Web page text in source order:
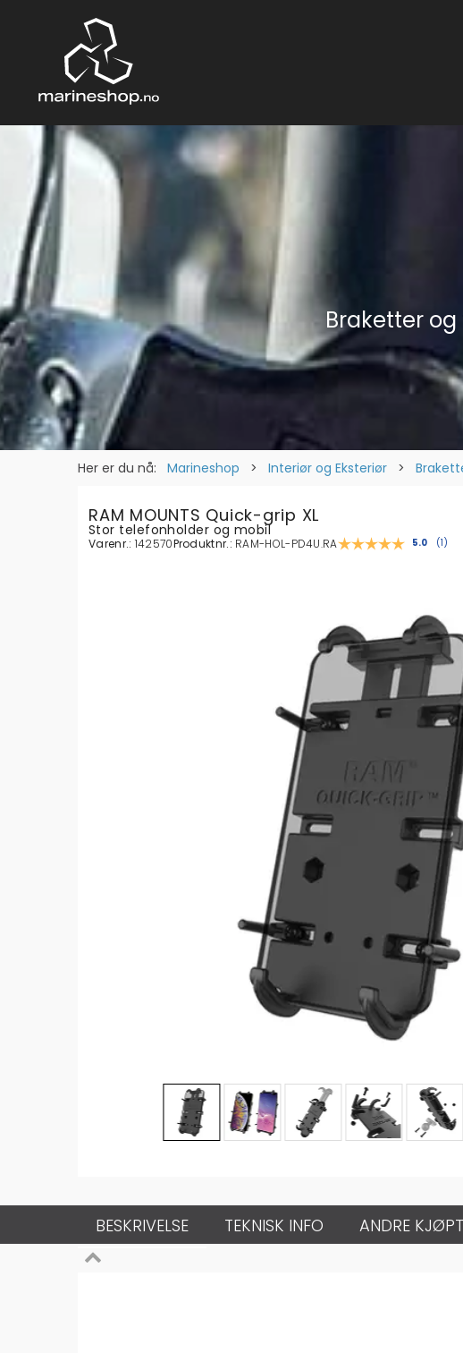
Braketter
Her er du nå: Marineshop > Interiør og Eksteriør >
RAM MOUNTS Quick-grip XL
Stor telefonholder og mobil
Varenr.: 142570Produktnr.: RAM-HOL-PD4U.RA 5.0 (1)
BESKRIVELSE TEKNISK INFO ANDRE